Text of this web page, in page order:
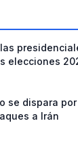
elecciones
se dispara
a Irán